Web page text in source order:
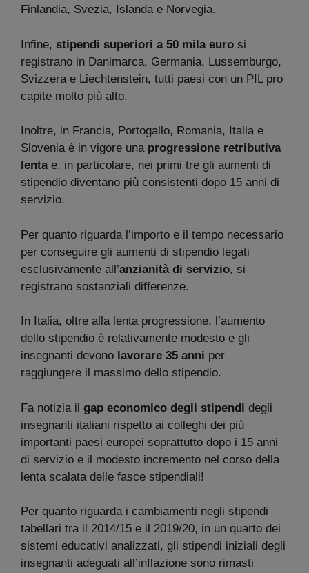
Finlandia, Svezia, Islanda e Norvegia.
Infine, stipendi superiori a 50 mila euro si
registrano in Danimarca, Germania, Lussemburgo,
Svizzera e Liechtenstein, tutti paesi con un PIL pro
capite molto più alto.
Inoltre, in Francia, Portogallo, Romania, Italia e
Slovenia è in vigore una progressione retributiva
lentae, in particolare, nei primi tre gli aumenti di
stipendio diventano più consistenti dopo 15 anni di
servizio.
Per quanto riguarda l’importo e il tempo necessario
per conseguire gli aumenti di stipendio legati
esclusivamente all’anzianità di servizio, si
registrano sostanziali differenze.
In Italia, oltre alla lenta progressione, l’aumento
dello stipendio è relativamente modesto e gli
insegnanti devono lavorare 35 anni per
raggiungere il massimo dello stipendio.
Fa notizia il gap economico degli stipendi degli
insegnanti italiani rispetto ai colleghi dei più
importanti paesi europei soprattutto dopo i 15 anni
di servizio e il modesto incremento nel corso della
lenta scalata delle fasce stipendiali!
Per quanto riguarda i cambiamenti negli stipendi
tabellari tra il 2014/15 e il 2019/20, in un quarto dei
sistemi educativi analizzati, gli stipendi iniziali degli
insegnanti adeguati all’inflazione sono rimasti